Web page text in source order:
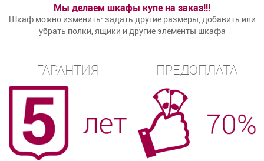
Мы делаем шкафы купе на заказ!!!
Шкаф можно изменить: задать другие размеры, добавить или
убрать полки, ящики и другие элементы шкафа
ГАРАНТИЯ ПРЕДОПЛАТА